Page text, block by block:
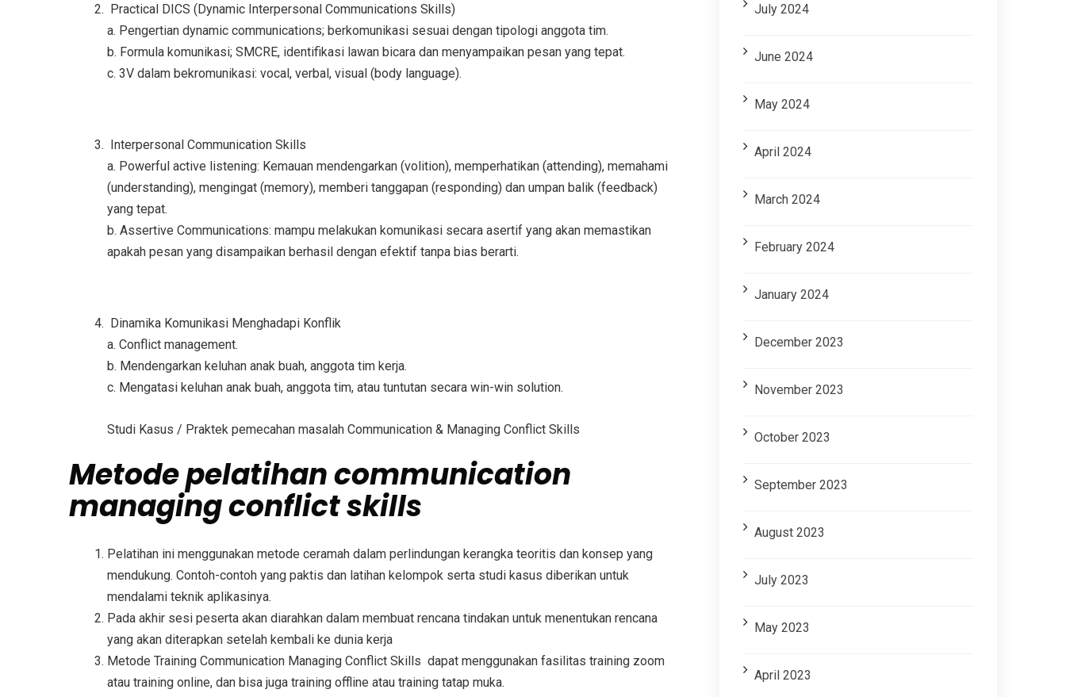
Practical DICS (Dynamic Interpersonal Communications Skills)
a. Pengertian dynamic communications; berkomunikasi sesuai dengan tipologi anggota tim.
b. Formula komunikasi; SMCRE, identifikasi lawan bicara dan menyampaikan pesan yang tepat.
c. 3V dalam bekromunikasi: vocal, verbal, visual (body language).
Interpersonal Communication Skills
a. Powerful active listening: Kemauan mendengarkan (volition), memperhatikan (attending), memahami
(understanding), mengingat (memory), memberi tanggapan (responding) dan umpan balik (feedback)
yang tepat.
b. Assertive Communications: mampu melakukan komunikasi secara asertif yang akan memastikan
apakah pesan yang disampaikan berhasil dengan efektif tanpa bias berarti.
Dinamika Komunikasi Menghadapi Konflik
a. Conflict management.
b. Mendengarkan keluhan anak buah, anggota tim kerja.
c. Mengatasi keluhan anak buah, anggota tim, atau tuntutan secara win-win solution.
Studi Kasus / Praktek pemecahan masalah Communication & Managing Conflict Skills
Metodepelatihan communication
managing conflict skills
Pelatihan ini menggunakan metode ceramah dalam perlindungan kerangka teoritis dan konsep yang
mendukung. Contoh-contoh yang paktis dan latihan kelompok serta studi kasus diberikan untuk
mendalami teknik aplikasinya.
Pada akhir sesi peserta akan diarahkan dalam membuat rencana tindakan untuk menentukan rencana
yang akan diterapkan setelah kembali ke dunia kerja
Metode Training Communication Managing Conflict Skills dapat menggunakan fasilitas training zoom
atau training online, dan bisa juga training offline atau training tatap muka.
July 2024
June 2024
May 2024
April 2024
March 2024
February 2024
January 2024
December 2023
November 2023
October 2023
September 2023
August 2023
July 2023
May 2023
April 2023